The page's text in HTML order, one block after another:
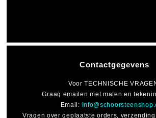
Contactgegevens
VoorTECHNISCHE
Graag emailen met maten en
Email:
Vragen over geplaatste orders,